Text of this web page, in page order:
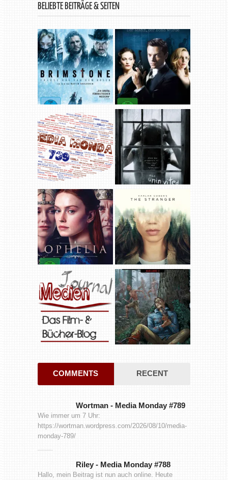
BELIEBTE BEITRÄGE & SEITEN
COMMENTS RECENT
Wortman - Media Monday #789
Wie immer um 7 Uhr:
https://wortman.wordpress.com/2026/08/10/media-
monday-789/
Riley- Media Monday #788
Hallo, mein Beitrag ist nun auch online. Heute